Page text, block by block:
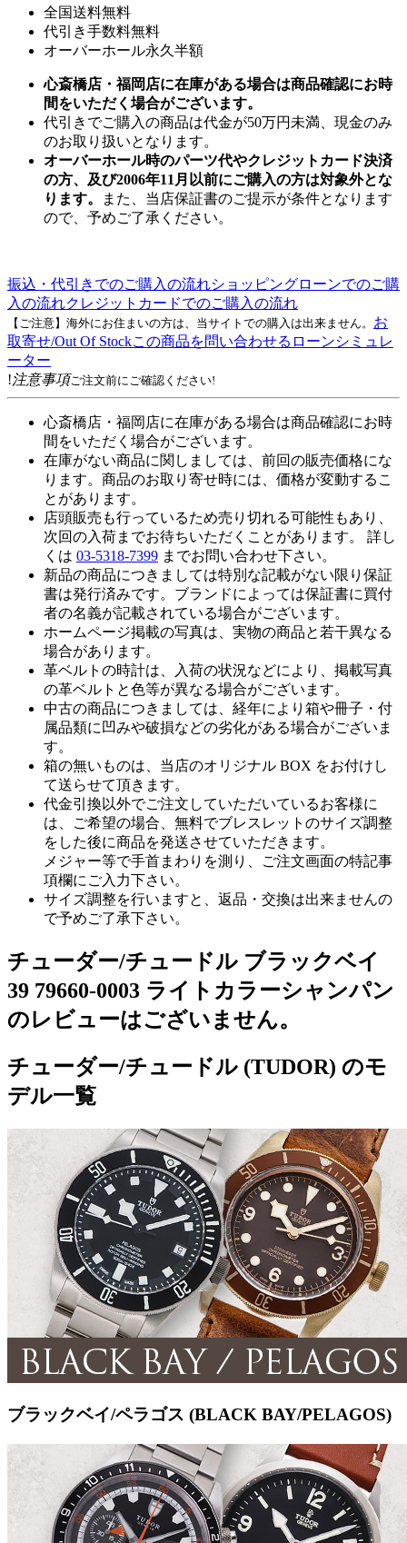
全国送料無料
代引き手数料無料
オーバーホール永久半額
心斎橋店・福岡店に在庫がある場合は商品確認にお時
間をいただく場合がございます。
代引きでご購入の商品は代金が50万円未満、現金のみ
のお取り扱いとなります。
オーバーホール時のパーツ代やクレジットカード決済
の方、及び2006年11月以前にご購入の方は対象外とな
ります。
また、当店保証書のご提示が条件となります
ので、予めご了承ください。
振込・代引きでのご購入の流れショッピングローンでのご購
入の流れクレジットカードでのご購入の流れ
【ご注意】海外にお住まいの方は、当サイトでの購入は出来ません。 お
取寄せ/Out Of Stockこの商品を問い合わせる ローンシミュレ
ーター
!注意事項ご注文前にご確認ください!
心斎橋店・福岡店に在庫がある場合は商品確認にお時
間をいただく場合がございます。
在庫がない商品に関しましては、前回の販売価格にな
ります。商品のお取り寄せ時には、価格が変動するこ
とがあります。
店頭販売も行っているため売り切れる可能性もあり、
次回の入荷までお待ちいただくことがあります。 詳し
くは 03-5318-7399 までお問い合わせ下さい。
新品の商品につきましては特別な記載がない限り保証
書は発行済みです。ブランドによっては保証書に買付
者の名義が記載されている場合がございます。
ホームページ掲載の写真は、実物の商品と若干異なる
場合があります。
革ベルトの時計は、入荷の状況などにより、掲載写真
の革ベルトと色等が異なる場合がございます。
中古の商品につきましては、経年により箱や冊子・付
属品類に凹みや破損などの劣化がある場合がございま
す。
箱の無いものは、当店のオリジナル BOX をお付けし
て送らせて頂きます。
代金引換以外でご注文していただいているお客様に
は、ご希望の場合、無料でブレスレットのサイズ調整
をした後に商品を発送させていただきます。
メジャー等で手首まわりを測り、ご注文画面の特記事
項欄にご入力下さい。
サイズ調整を行いますと、返品・交換は出来ませんの
で予めご了承下さい。
チューダー/チュードル ブラックベイ
39 79660-0003 ライトカラーシャンパン
のレビューはございません。
チューダー/チュードル (TUDOR) のモ
デル一覧
ブラックベイ/ペラゴス (BLACK BAY/PELAGOS)